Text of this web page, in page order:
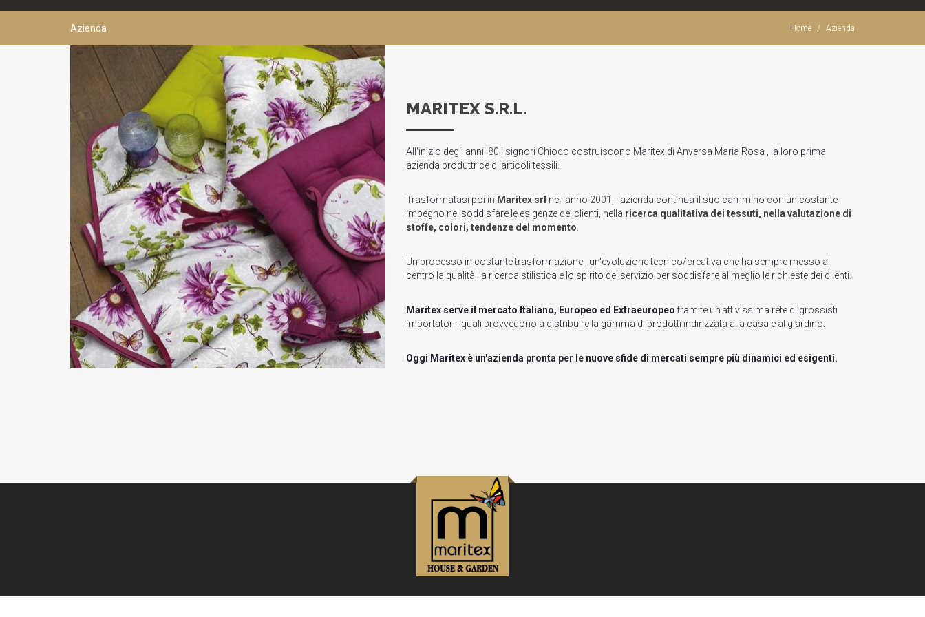
Azienda Home Azienda
MARITEX S.R.L.
All'inizio degli anni '80 i signori Chiodo costruiscono Maritex di Anversa Maria Rosa , la loro prima
azienda produttrice di articoli tessili.
Trasformatasi poi in Maritex srl nell'anno 2001, l'azienda continua il suo cammino con un costante
impegno nel soddisfare le esigenze dei clienti, nella ricerca qualitativa dei tessuti, nella valutazione di
stoffe, colori, tendenze del momento
Un processo in costante trasformazione , un'evoluzione tecnico/creativa che ha sempre messo al
centro la qualità, la ricerca stilistica e lo spirito del servizio per soddisfare al meglio le richieste dei clienti.
Maritex serve il mercato Italiano, Europeo ed Extraeuropeotramite un'attivissima rete di grossisti
importatori i quali provvedono a distribuire la gamma di prodotti indirizzata alla casa e al giardino.
Oggi Maritex è un'azienda pronta per le nuove sfide di mercati sempre più dinamici ed esigenti.